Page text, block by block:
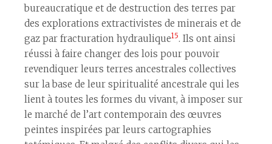
bureaucratique et de destruction des terres par
des explorations extractivistes de minerais et de
gaz par fracturation hydraulique15. Ils ont ainsi
réussi à faire changer des lois pour pouvoir
revendiquer leurs terres ancestrales collectives
sur la base de leur spiritualité ancestrale qui les
lient à toutes les formes du vivant, à imposer sur
le marché de l’art contemporain des œuvres
peintes inspirées par leurs cartographies